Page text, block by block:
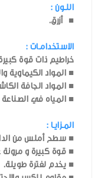
اللـون :
■ أزرق.
الاستخدامـات :
خراطيم ذات قوة
■ المواد الكيماوية
■ المواد الجافة
■ المياه في الصناعة
المـزايـا :
■ سطح أملس من
■ قوة كبيرة و مرونة
■ يخدم لفترة طويلة.